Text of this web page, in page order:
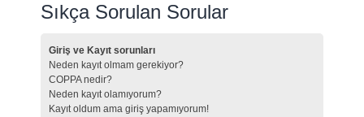
Sıkça Sorulan Sorular
Giriş ve Kayıt sorunları
Neden kayıt olmam gerekiyor?
COPPA nedir?
Neden kayıt olamıyorum?
Kayıt oldum ama giriş yapamıyorum!